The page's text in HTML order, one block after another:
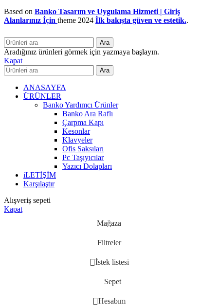
Based on Banko Tasarım ve Uygulama Hizmeti | Giriş
Alanlarınız İçin theme 2024 İlk bakışta güven ve estetik..
Ara
Aradığınız ürünleri görmek için yazmaya başlayın.
Kapat
Ara
ANASAYFA
ÜRÜNLER
Banko Yardımcı Ürünler
Banko Ara Raflı
Çarpma Kapı
Kesonlar
Klavyeler
Ofis Saksıları
Pc Taşıyıcılar
Yazıcı Dolapları
iLETİŞİM
Karşılaştır
Alışveriş sepeti
Kapat
Mağaza
Filtreler
İstek listesi
Sepet
Hesabım